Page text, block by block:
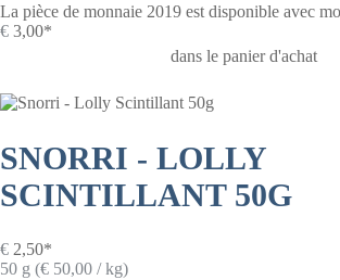
La pièce de monnaie 2019 est disponible avec
€ 3,00*
dans le panier d'achat
SNORRI - LOLLY
SCINTILLANT 50G
€ 2,50*
50 g (€ 50,00 / kg)